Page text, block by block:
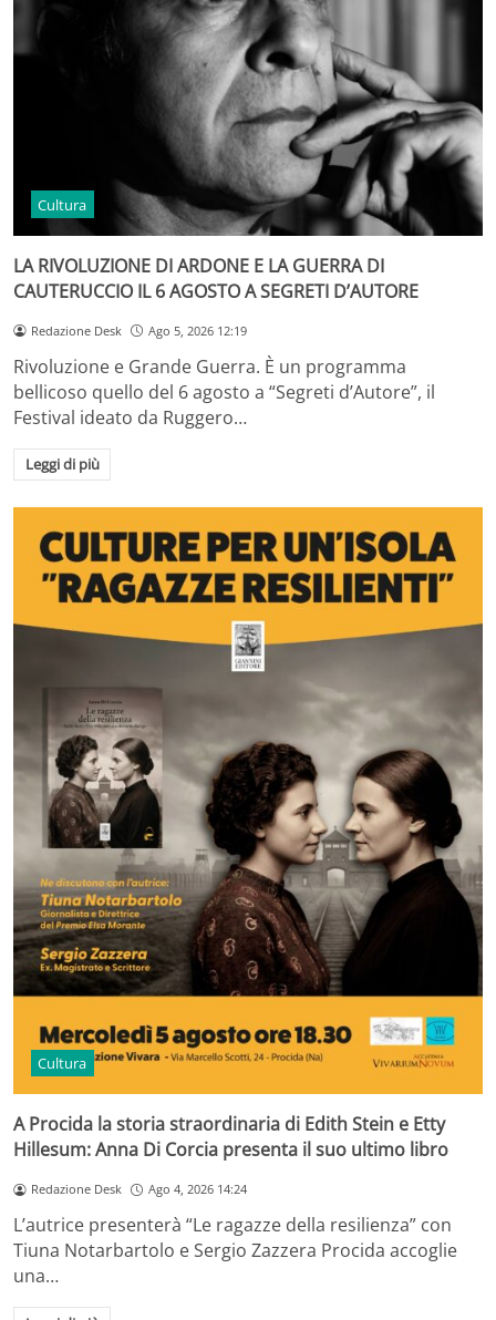
Cultura
LA RIVOLUZIONE DI ARDONE E LA GUERRA DI
CAUTERUCCIO IL 6 AGOSTO A SEGRETI D’AUTORE
Redazione Desk Ago 5, 2026 12:19
Rivoluzione e Grande Guerra. È un programma
bellicoso quello del 6 agosto a “Segreti d’Autore”, il
Festival ideato da Ruggero…
Leggi di più
Cultura
A Procida la storia straordinaria di Edith Stein e Etty
Hillesum: Anna Di Corcia presenta il suo ultimo libro
Redazione Desk Ago 4, 2026 14:24
L’autrice presenterà “Le ragazze della resilienza” con
Tiuna Notarbartolo e Sergio Zazzera Procida accoglie
una…